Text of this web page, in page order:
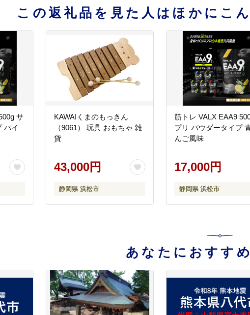
この返礼品を見た人はほかにこ
サ
パイ
KAWAIくまのもっきん
（9061） 玩具 おもちゃ 雑
貨
43,000円
静岡県 浜松市
筋トレ VALX EAA9
プリ パウダータイプ
んご風味
17,000円
静岡県 浜松市
あなたにおすす